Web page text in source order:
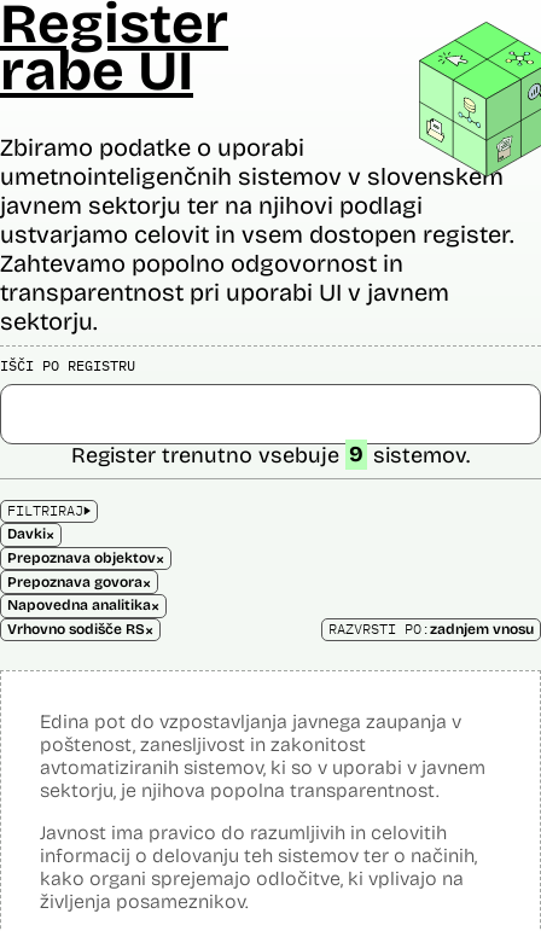
Register
rabe UI
Zbiramo podatke o uporabi
umetnointeligenčnih sistemov v slovenskem
javnem sektorju ter na njihovi podlagi
ustvarjamo celovit in vsem dostopen register.
Zahtevamo popolno odgovornost in
transparentnost pri uporabi UI v javnem
sektorju.
IŠČI PO REGISTRU
FILTRIRAJ
Davki×
Prepoznava objektov×
Prepoznava govora×
Napovedna analitika×
Vrhovno sodišče RS×
Register trenutno vsebuje 9 sistemov.
RAZVRSTI PO:zadnjem vnosu
Edina pot do vzpostavljanja javnega zaupanja v
poštenost, zanesljivost in zakonitost
avtomatiziranih sistemov, ki so v uporabi v javnem
sektorju, je njihova popolna transparentnost.
Javnost ima pravico do razumljivih in celovitih
informacij o delovanju teh sistemov ter o načinih,
kako organi sprejemajo odločitve, ki vplivajo na
življenja posameznikov.